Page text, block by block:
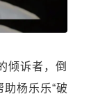
倾诉者，倒
杨乐乐“破